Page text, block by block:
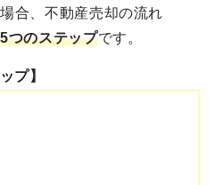
合、不動産売却の流れ
つのステップです。
プ】